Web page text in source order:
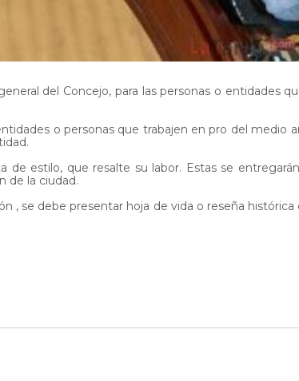
del Concejo, para las personas o entidades
o personas que trabajen en pro del medio
estilo, que resalte su labor. Estas se
de la ciudad.
, se debe presentar hoja de vida o reseña histórica